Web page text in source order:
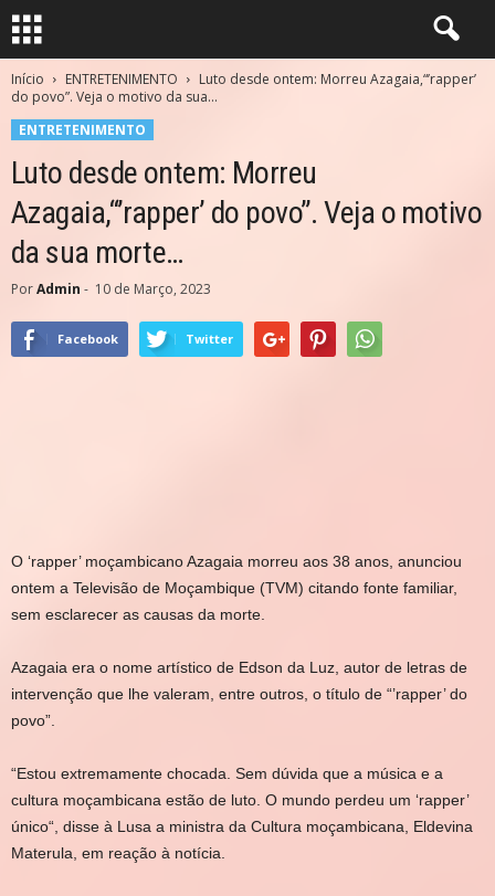
Início ENTRETENIMENTO
Luto desde ontem: Morreu Azagaia,“’rapper’
do povo”. Veja o motivo da sua...
ENTRETENIMENTO
Luto desde ontem: Morreu
Azagaia,“’rapper’ do povo”. Veja o motivo
da sua morte…
PorAdmin - 10 de Março, 2023
Facebook Twitter
O ‘rapper’ moçambicano Azagaia morreu aos 38 anos, anunciou
ontem a Televisão de Moçambique (TVM) citando fonte familiar,
sem esclarecer as causas da morte.
Azagaia era o nome artístico de Edson da Luz, autor de letras de
intervenção que lhe valeram, entre outros, o título de “’rapper’ do
povo”.
“Estou extremamente chocada. Sem dúvida que a música e a
cultura moçambicana estão de luto. O mundo perdeu um ‘rapper’
único“, disse à Lusa a ministra da Cultura moçambicana, Eldevina
Materula, em reação à notícia.